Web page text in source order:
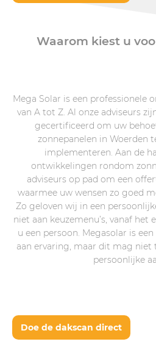
Waarom kiest u
Mega Solar is een professionele
van A tot Z. Al onze adviseurs
gecertificeerd om uw
zonnepanelen in Woerden
implementeren. Aan de
ontwikkelingen rondom
adviseurs op pad om een
waarmee uw wensen zo goed
Zo geloven wij in een
niet aan keuzemenu’s, vanaf
u een persoon. Megasolar is
aan ervaring, maar dit mag niet
persoonlijke
Doe de dakscan direct